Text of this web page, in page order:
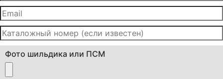
Фото шильдика или ПСМ